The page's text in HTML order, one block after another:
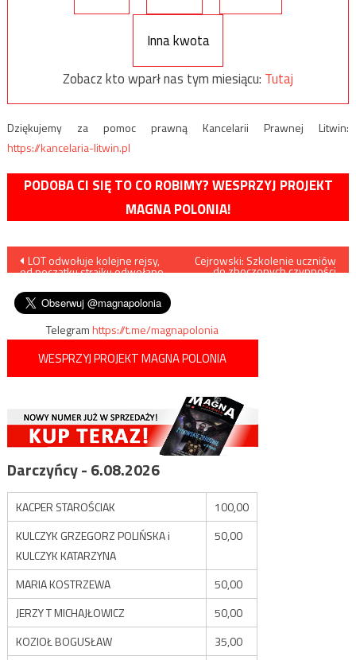
Inna kwota
Zobacz kto wparł nas tym miesiącu: Tutaj
Dziękujemy za pomoc prawną Kancelarii Prawnej Litwin:
https://kancelaria-litwin.pl
PODOBA CI SIĘ TO CO ROBIMY? WESPRZYJ PROJEKT
MAGNA POLONIA!
Nawigacja
wpisu
LOT odwołuje kolejne rejsy,
od początku strajku odwołano
Cejrowski: Szkolenie uczniów
do zboczonych czynności
Telegramhttps://t.me/magnapolonia
WESPRZYJ PROJEKT MAGNA POLONIA
Darczyńcy - 6.08.2026
KACPER STAROŚCIAK
100,00
KULCZYK GRZEGORZ POLIŃSKA i
KULCZYK KATARZYNA
50,00
MARIA KOSTRZEWA
50,00
JERZY T MICHAJŁOWICZ
50,00
KOZIOŁ BOGUSŁAW
35,00